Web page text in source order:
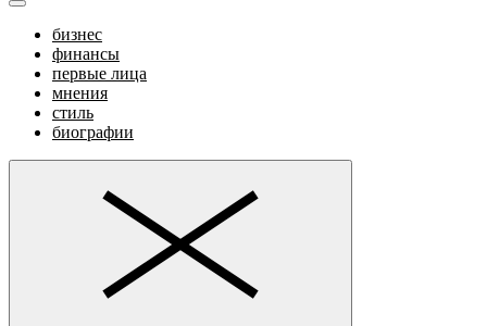
бизнес
финансы
первые лица
мнения
стиль
биографии